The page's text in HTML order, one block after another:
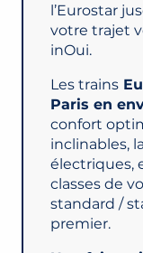
l’Eurostar
votre trajet
inOui.
Les trains
Paris en
confort
inclinables,
électriques,
classes de
standard /
premier.